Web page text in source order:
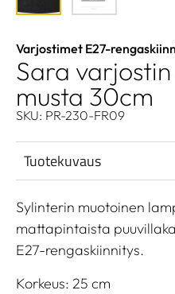
Varjostimet E27-
Sara
musta 30cm
SKU: PR-230-FR09
Tuotekuvaus
Sylinterin muotoinen
mattapintaista
E27-rengaskiinnitys.
Korkeus: 25 cm